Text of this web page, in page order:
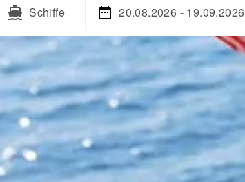
Schiffe 20.08.2026 - 19.09.2026